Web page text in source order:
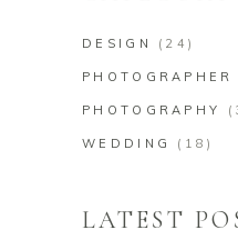
DESIGN (24)
PHOTOGRAPHER
PHOTOGRAPHY
WEDDING (18)
LATEST